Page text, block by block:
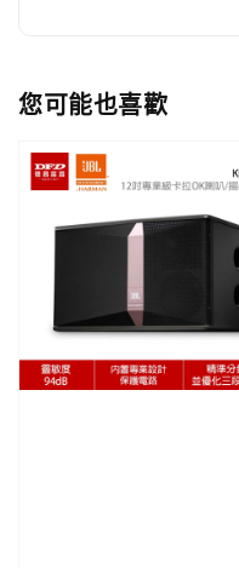
您可能也喜歡